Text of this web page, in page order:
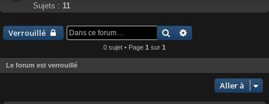
Sujets : 11
Verrouillé Rechercher
0 sujet • Page 1 sur 1
Le forum est verrouillé
Aller à